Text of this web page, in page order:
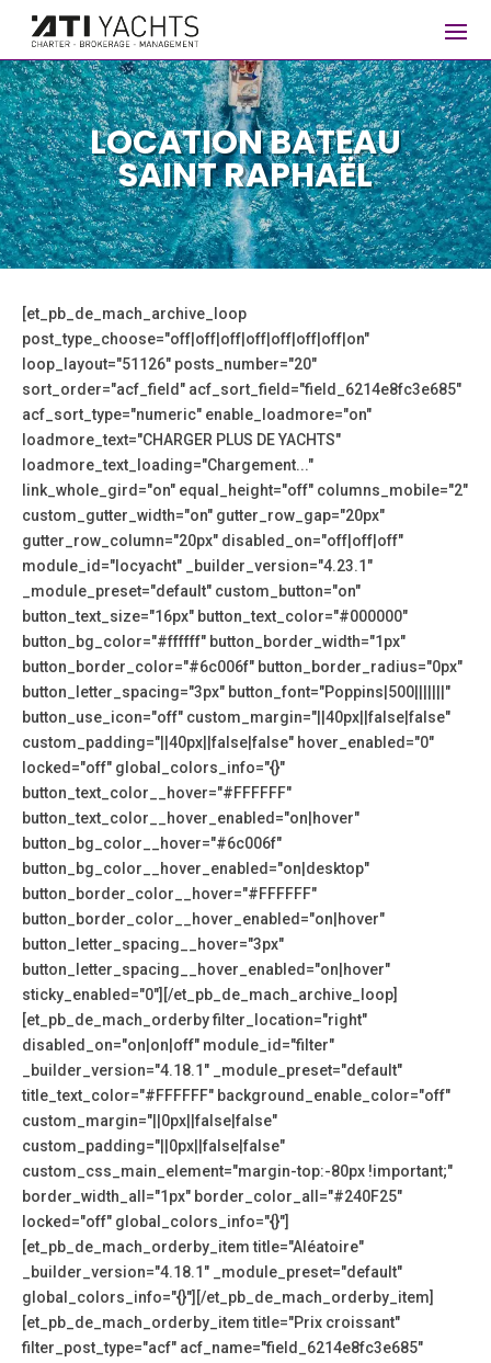
LOCATION BATEAU
SAINT RAPHAËL
[et_pb_de_mach_archive_loop
post_type_choose="off|off|off|off|off|off|off|on"
loop_layout="51126" posts_number="20"
sort_order="acf_field" acf_sort_field="field_6214e8fc3e685"
acf_sort_type="numeric" enable_loadmore="on"
loadmore_text="CHARGER PLUS DE YACHTS"
loadmore_text_loading="Chargement..."
link_whole_gird="on" equal_height="off" columns_mobile="2"
custom_gutter_width="on" gutter_row_gap="20px"
gutter_row_column="20px" disabled_on="off|off|off"
module_id="locyacht" _builder_version="4.23.1"
_module_preset="default" custom_button="on"
button_text_size="16px" button_text_color="#000000"
button_bg_color="#ffffff" button_border_width="1px"
button_border_color="#6c006f" button_border_radius="0px"
button_letter_spacing="3px" button_font="Poppins|500|||||||"
button_use_icon="off" custom_margin="||40px||false|false"
custom_padding="||40px||false|false" hover_enabled="0"
locked="off" global_colors_info="{}"
button_text_color__hover="#FFFFFF"
button_text_color__hover_enabled="on|hover"
button_bg_color__hover="#6c006f"
button_bg_color__hover_enabled="on|desktop"
button_border_color__hover="#FFFFFF"
button_border_color__hover_enabled="on|hover"
button_letter_spacing__hover="3px"
button_letter_spacing__hover_enabled="on|hover"
sticky_enabled="0"][/et_pb_de_mach_archive_loop]
[et_pb_de_mach_orderby filter_location="right"
disabled_on="on|on|off" module_id="filter"
_builder_version="4.18.1" _module_preset="default"
title_text_color="#FFFFFF" background_enable_color="off"
custom_margin="||0px||false|false"
custom_padding="||0px||false|false"
custom_css_main_element="margin-top:-80px !important;"
border_width_all="1px" border_color_all="#240F25"
locked="off" global_colors_info="{}"]
[et_pb_de_mach_orderby_item title="Aléatoire"
_builder_version="4.18.1" _module_preset="default"
global_colors_info="{}"][/et_pb_de_mach_orderby_item]
[et_pb_de_mach_orderby_item title="Prix croissant"
filter_post_type="acf" acf_name="field_6214e8fc3e685"